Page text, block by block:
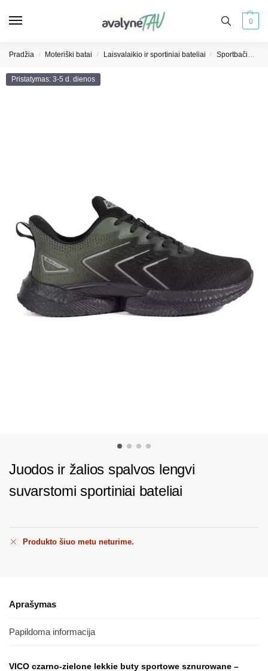
0
Pradžia / Moteriški batai / Laisvalaikio ir sportiniai bateliai / Sportbačiai moterims
Pristatymas: 3-5 d. dienos
Juodos ir žalios spalvos lengvi
suvarstomi sportiniai bateliai
Produkto šiuo metu neturime.
Aprašymas
Papildoma informacija
VICO czarno-zielone lekkie buty sportowe sznurowane –